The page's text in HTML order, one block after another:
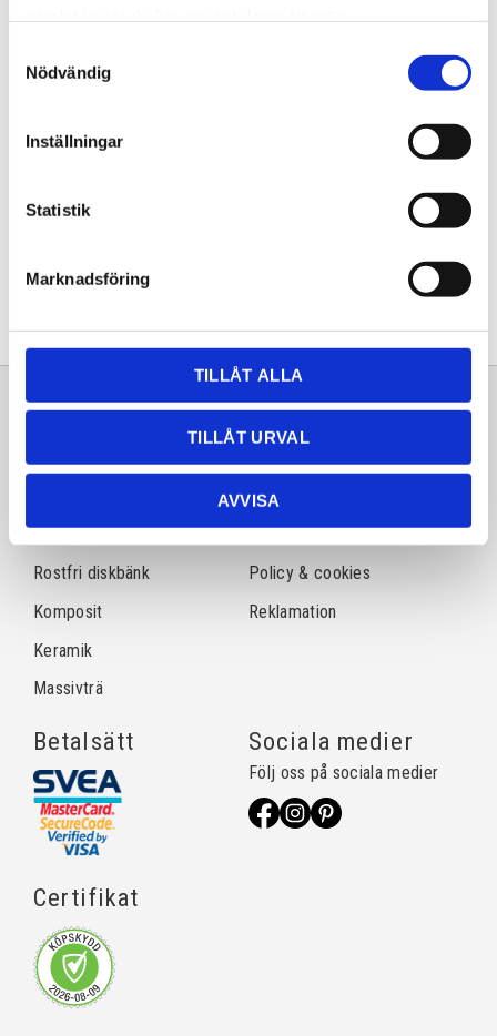
Nödvändig
Inställningar
Statistik
Marknadsföring
TILLÅT ALLA
TILLÅT URVAL
AVVISA
Lagervara
Artikelnr
20251601
Sortiment
Natursten
Rostfri diskbänk
Komposit
Keramik
Massivträ
Information
Frågor & svar
Köpvillkor
Policy & cookies
Reklamation
Betalsätt
Certifikat
Sociala medier
Följ oss på sociala medier